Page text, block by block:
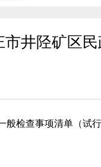
市井陉矿区
检查事项清单（试行